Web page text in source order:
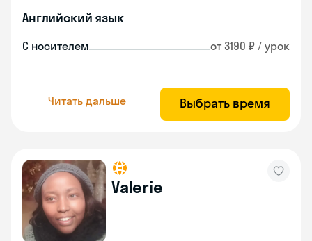
Английский язык
С носителем от 3190 ₽ / урок
Читать дальше Выбрать время
Valerie